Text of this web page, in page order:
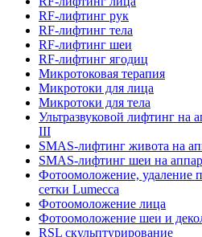
RF-лифтинг рук
RF-лифтинг тела
RF-лифтинг шеи
RF-лифтинг ягодиц
Микротоковая терапия
Микротоки для лица
Микротоки для тела
Ультразвуковой лифтинг на
III
SMAS-лифтинг живота на
SMAS-лифтинг шеи на
Фотоомоложение, удаление
сетки Lumecca
Фотоомоложение лица
Фотоомоложение шеи и
RSL скульптурирование